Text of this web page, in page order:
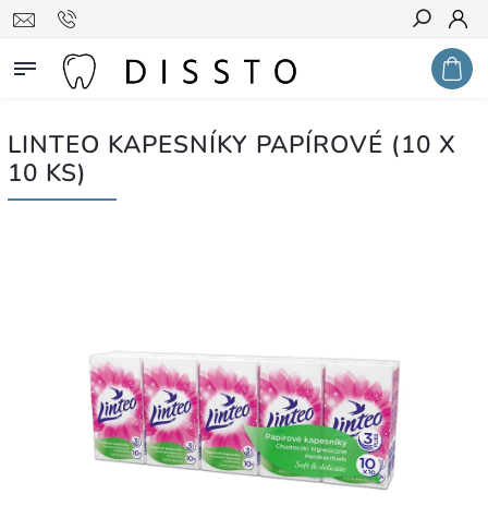
Hledat
LINTEO KAPESNÍKY PAPÍROVÉ (10 X
10 KS)